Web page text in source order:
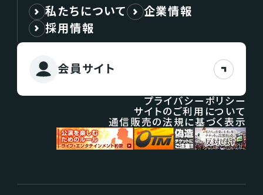
私たちについて
企業情報
採用情報
会員サイト
プライバシーポリシー
サイトのご利用について
通信販売の法規に基づく表示